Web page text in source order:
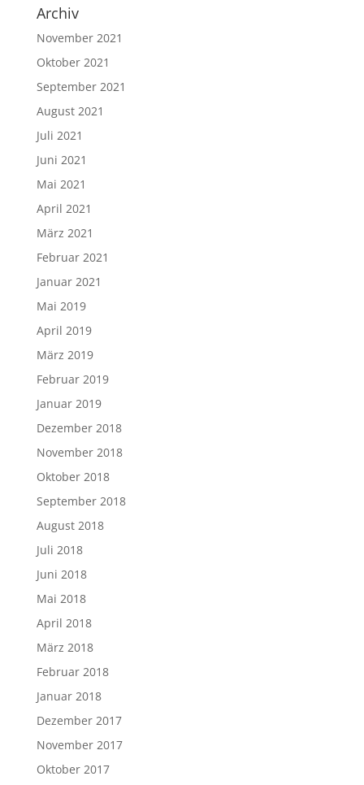
Archiv
November 2021
Oktober 2021
September 2021
August 2021
Juli 2021
Juni 2021
Mai 2021
April 2021
März 2021
Februar 2021
Januar 2021
Mai 2019
April 2019
März 2019
Februar 2019
Januar 2019
Dezember 2018
November 2018
Oktober 2018
September 2018
August 2018
Juli 2018
Juni 2018
Mai 2018
April 2018
März 2018
Februar 2018
Januar 2018
Dezember 2017
November 2017
Oktober 2017